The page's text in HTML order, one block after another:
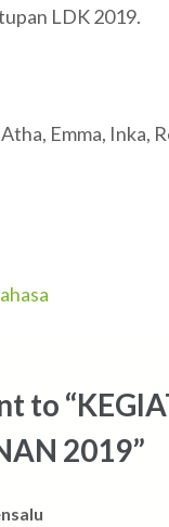
LDK 2019.
Emma, Inka,
to
2019”